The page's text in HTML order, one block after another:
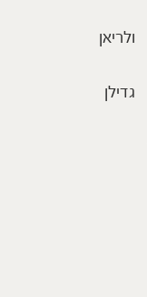
ולריאן
גדילן